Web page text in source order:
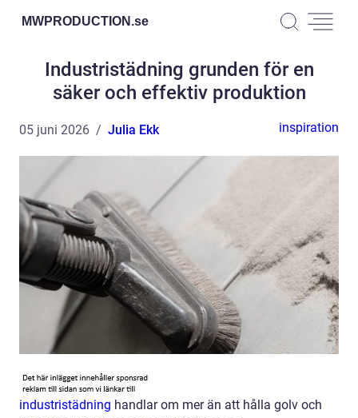
MWPRODUCTION.se
Industristädning grunden för en
säker och effektiv produktion
05 juni 2026 Julia Ekk inspiration
industristädning handlar om mer än att hålla golv och